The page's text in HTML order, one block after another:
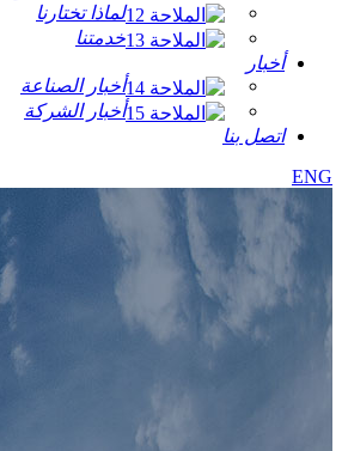
لماذا تختارنا
خدمتنا
أخبار
أخبار الصناعة
أخبار الشركة
اتصل بنا
ENG